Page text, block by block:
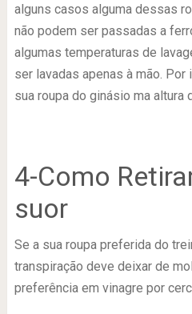
alguns casos alguma dessas
não podem ser passadas a
algumas temperaturas de
ser lavadas apenas à mão.
sua roupa do ginásio ma altura
4-Como
suor
Se a sua roupa preferida do
transpiração deve deixar de
preferência em vinagre por